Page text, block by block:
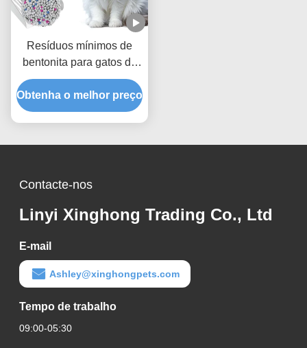
Resíduos mínimos de
bentonita para gatos de
baixa poluição com
absorção rápida de
líquidos e desempenho
Obtenha o melhor preço
Contacte-nos
Linyi Xinghong Trading Co., Ltd
E-mail
Ashley@xinghongpets.com
Tempo de trabalho
09:00-05:30